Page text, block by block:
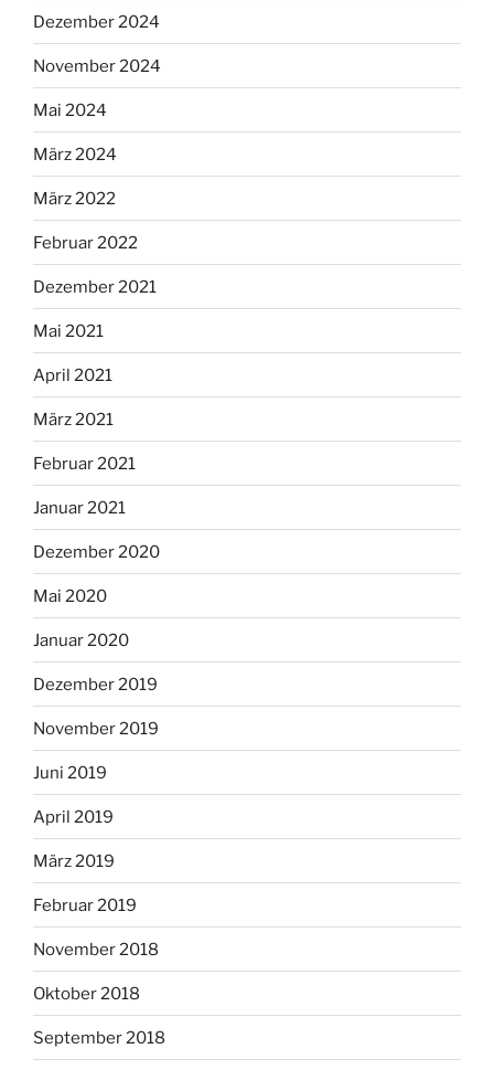
Dezember 2024
November 2024
Mai 2024
März 2024
März 2022
Februar 2022
Dezember 2021
Mai 2021
April 2021
März 2021
Februar 2021
Januar 2021
Dezember 2020
Mai 2020
Januar 2020
Dezember 2019
November 2019
Juni 2019
April 2019
März 2019
Februar 2019
November 2018
Oktober 2018
September 2018